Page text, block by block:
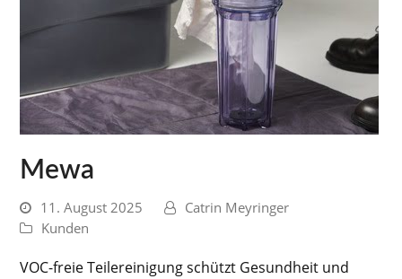
Mewa
11. August 2025
Catrin Meyringer
Kunden
VOC-freie Teilereinigung schützt Gesundheit und